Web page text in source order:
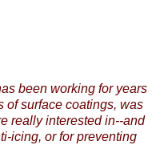
been working for years
of surface coatings, was
really interested in--and
icing, or for preventing